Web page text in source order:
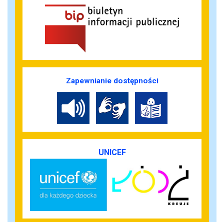
Zapewnianie dostępności
UNICEF